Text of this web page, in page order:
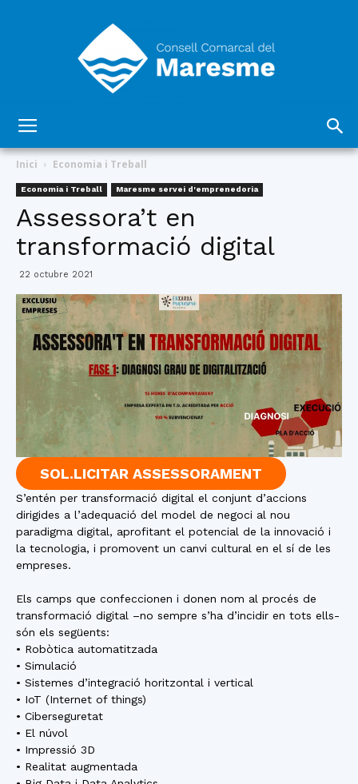
Comarcal
Maresme
Inici Economia i Treball
Economia i Treball Maresme servei d'emprenedoria
Assessora’t en
transformació digital
22 octubre 2021
SOL.LICITAR ASSESSORAMENT
S’entén per transformació digital el conjunt d’accions
dirigides a l’adequació del model de negoci al nou
paradigma digital, aprofitant el potencial de la innovació i
la tecnologia, i promovent un canvi cultural en el sí de les
empreses.
Els camps que confeccionen i donen nom al procés de
transformació digital –no sempre s’ha d’incidir en tots ells-
són els següents:
• Robòtica automatitzada
• Simulació
• Sistemes d’integració horitzontal i vertical
• IoT (Internet of things)
• Ciberseguretat
• El núvol
• Impressió 3D
• Realitat augmentada